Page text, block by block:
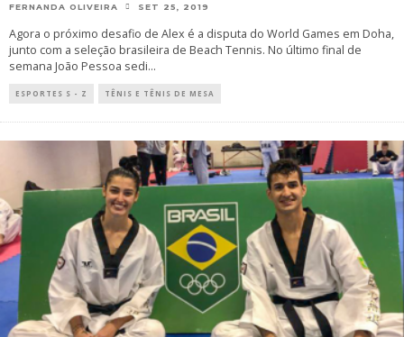
FERNANDA OLIVEIRA SET 25, 2019
Agora o próximo desafio de Alex é a disputa do World Games em Doha,
junto com a seleção brasileira de Beach Tennis. No último final de
semana João Pessoa sedi...
ESPORTES S - Z TÊNIS E TÊNIS DE MESA